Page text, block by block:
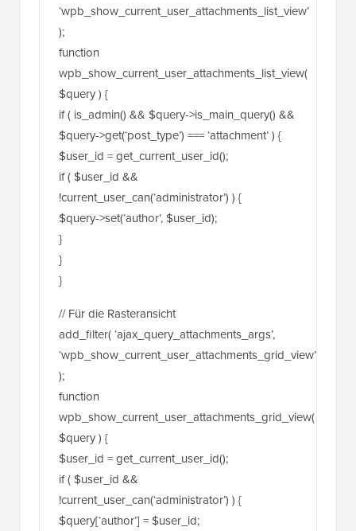
‘wpb_show_current_user_attachments_list_view’
);
function
wpb_show_current_user_attachments_list_view(
$query ) {
if ( is_admin() && $query->is_main_query() &&
$query->get(‘post_type’) === ‘attachment’ ) {
$user_id = get_current_user_id();
if ( $user_id &&
!current_user_can(‘administrator’) ) {
$query->set(‘author’, $user_id);
}
}
}
// Für die Rasteransicht
add_filter( ‘ajax_query_attachments_args’,
‘wpb_show_current_user_attachments_grid_view’
);
function
wpb_show_current_user_attachments_grid_view(
$query ) {
$user_id = get_current_user_id();
if ( $user_id &&
!current_user_can(‘administrator’) ) {
$query[‘author’] = $user_id;